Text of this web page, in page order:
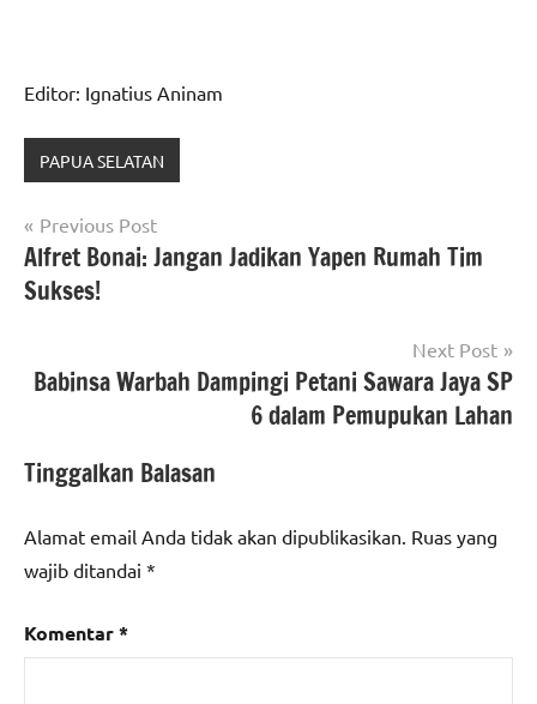
Editor: Ignatius Aninam
PAPUA SELATAN
Navigasi
pos
Previous Post
Alfret Bonai: Jangan Jadikan Yapen Rumah Tim
Sukses!
Next Post
Babinsa Warbah Dampingi Petani Sawara Jaya SP
6 dalam Pemupukan Lahan
Tinggalkan Balasan
Alamat email Anda tidak akan dipublikasikan. Ruas yang
wajib ditandai *
Komentar*